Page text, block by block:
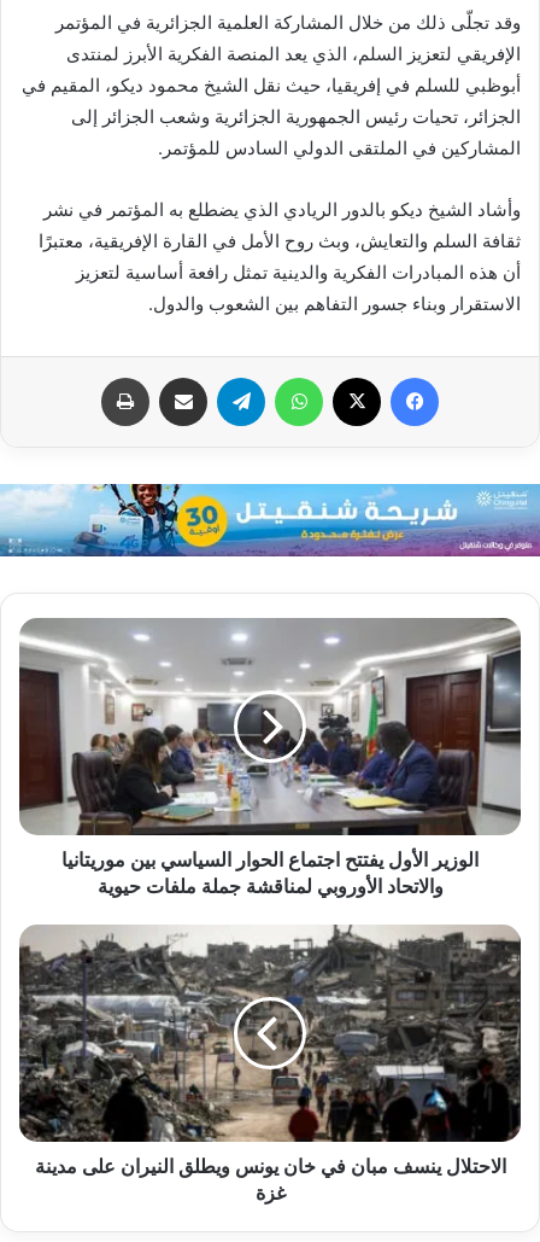
وقد تجلّى ذلك من خلال المشاركة العلمية الجزائرية في المؤتمر
الإفريقي لتعزيز السلم، الذي يعد المنصة الفكرية الأبرز لمنتدى
أبوظبي للسلم في إفريقيا، حيث نقل الشيخ محمود ديكو، المقيم في
الجزائر، تحيات رئيس الجمهورية الجزائرية وشعب الجزائر إلى
المشاركين في الملتقى الدولي السادس للمؤتمر.
وأشاد الشيخ ديكو بالدور الريادي الذي يضطلع به المؤتمر في نشر
ثقافة السلم والتعايش، وبث روح الأمل في القارة الإفريقية، معتبرًا
أن هذه المبادرات الفكرية والدينية تمثل رافعة أساسية لتعزيز
الاستقرار وبناء جسور التفاهم بين الشعوب والدول.
فيسبوك واتساب تيلقرام مشاركة عبر البريد
الوزير الأول يفتتح اجتماع الحوار السياسي بين موريتانيا
والاتحاد الأوروبي لمناقشة جملة ملفات حيوية
الاحتلال ينسف مبان في خان يونس ويطلق النيران على مدينة
غزة